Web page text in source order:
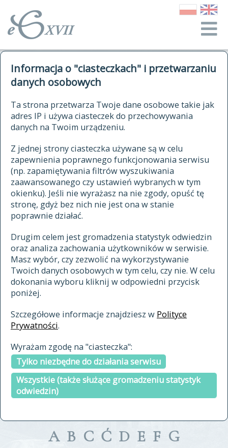
Informacja o "ciasteczkach" i przetwarzaniu
danych osobowych
Ta strona przetwarza Twoje dane osobowe takie jak
adres IP i używa ciasteczek do przechowywania
danych na Twoim urządzeniu.
Z jednej strony ciasteczka używane są w celu
zapewnienia poprawnego funkcjonowania serwisu
(np. zapamiętywania filtrów wyszukiwania
zaawansowanego czy ustawień wybranych w tym
okienku). Jeśli nie wyrażasz na nie zgody, opuść tę
stronę, gdyż bez nich nie jest ona w stanie
poprawnie działać.
Drugim celem jest gromadzenia statystyk odwiedzin
oraz analiza zachowania użytkowników w serwisie.
Masz wybór, czy zezwolić na wykorzystywanie
Twoich danych osobowych w tym celu, czy nie. W celu
dokonania wyboru kliknij w odpowiedni przycisk
poniżej.
Szczegółowe informacje znajdziesz w Polityce
Prywatności.
Wyrażam zgodę na "ciasteczka":
Tylko niezbędne do działania serwisu
Wszystkie (także służące gromadzeniu statystyk
odwiedzin)
autorzy Słownika
historia
publikacje
źródła
autorzy tekstów źródłowych
zasady opracowania
statystyki
najnowsze hasła
ostatnio zmodyfikowane hasła
materiały archiwalne
cytowanie
kontakt
kwerendy
jak cytować Słownik
ELEKTRONICZNY SŁOWNIK
JĘZYKA POLSKIEGO
XVII I XVIII WIEKU
znajdź hasła
zaczynające się od
indeksie
a fronte
a tergo
A B C Ć D E F G